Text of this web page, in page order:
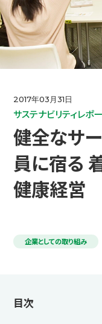
サステナビリ
IR情報
コミュニケー
ニュース
お問い合わせ
2017年03月31日
サステナビリティレポ
健全なサ
員に宿る
健康経営
企業としての取り組み
目次